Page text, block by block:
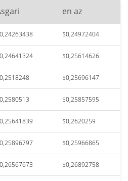
en az
$0,24972404
$0,25614626
$0,25696147
$0,25857595
$0,2620259
$0,25966865
$0,26892758